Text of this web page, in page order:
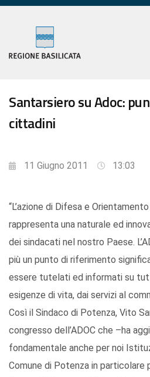
Santarsiero su Adoc:
cittadini
11 Giugno 2011 13:03
“L’azione di Difesa e
rappresenta una naturale ed
dei sindacati nel nostro Paese.
più un punto di riferimento
essere tutelati ed informati su
esigenze di vita, dai servizi al
Così il Sindaco di Potenza, Vito
congresso dell’ADOC che –ha
fondamentale anche per noi
Comune di Potenza in particolare